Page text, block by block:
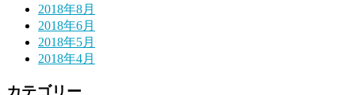
2018年8月
2018年6月
2018年5月
2018年4月